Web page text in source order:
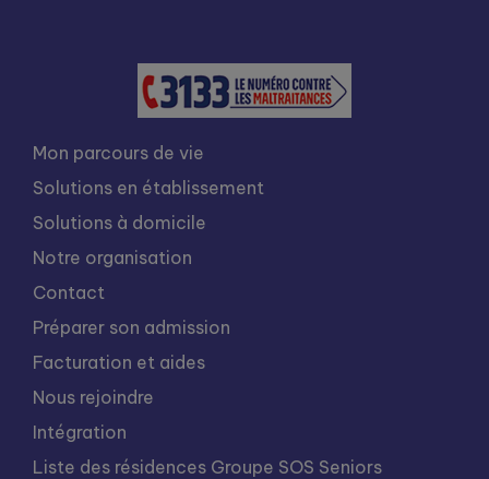
Mon parcours de vie
Solutions en établissement
Solutions à domicile
Notre organisation
Contact
Préparer son admission
Facturation et aides
Nous rejoindre
Intégration
Liste des résidences Groupe SOS Seniors